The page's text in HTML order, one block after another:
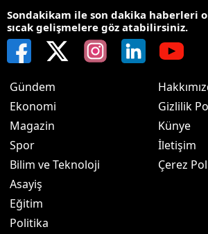
Sondakikam ile son dakika haberleri
sıcak gelişmelere göz atabilirsiniz.
Gündem
Ekonomi
Magazin
Spor
Bilim ve Teknoloji
Asayiş
Eğitim
Politika
Gizlilik
Künye
İletişim
Çerez